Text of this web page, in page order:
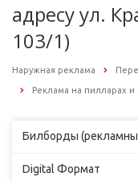
адресу ул.
103/1)
Наружная реклама
Реклама на пилларах и
Билборды
Digital Формат